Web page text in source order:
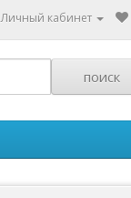
Личный кабинет